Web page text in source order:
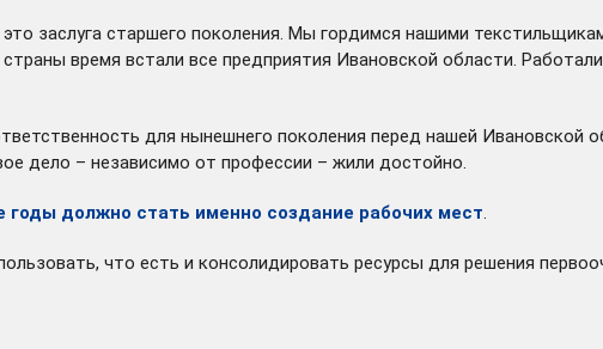
заслуга старшего поколения. Мы гордимся нашими
время встали все предприятия Ивановской области.
для нынешнего поколения перед нашей Ивановской
дело – независимо от профессии – жили достойно.
должно стать именно создание рабочих мест
что есть и консолидировать ресурсы для решения